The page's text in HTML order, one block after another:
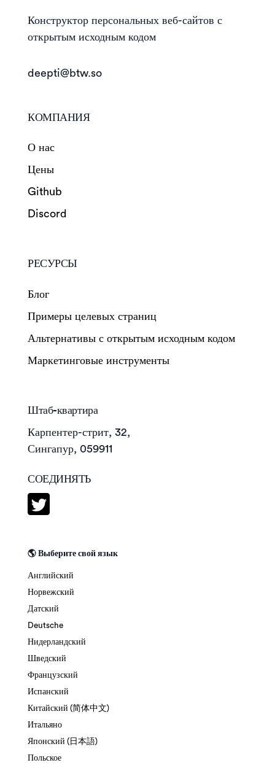
Конструктор персональных веб-сайтов с
открытым исходным кодом
deepti@btw.so
КОМПАНИЯ
О нас
Цены
Github
Discord
РЕСУРСЫ
Блог
Примеры целевых страниц
Альтернативы с открытым исходным кодом
Маркетинговые инструменты
Штаб-квартира
Карпентер-стрит, 32,
Сингапур, 059911
СОЕДИНЯТЬ
🌎 Выберите свой язык
Английский
Норвежский
Датский
Deutsche
Нидерландский
Шведский
Французский
Испанский
Китайский (简体中文)
Итальяно
Японский (日本語)
Польское